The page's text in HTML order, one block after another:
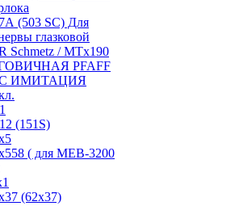
(503 SC) Для
глазковой
Schmetz / MTx190
PFAFF
ИМИТАЦИЯ
(151S)
( для MEB-3200
(62x37)